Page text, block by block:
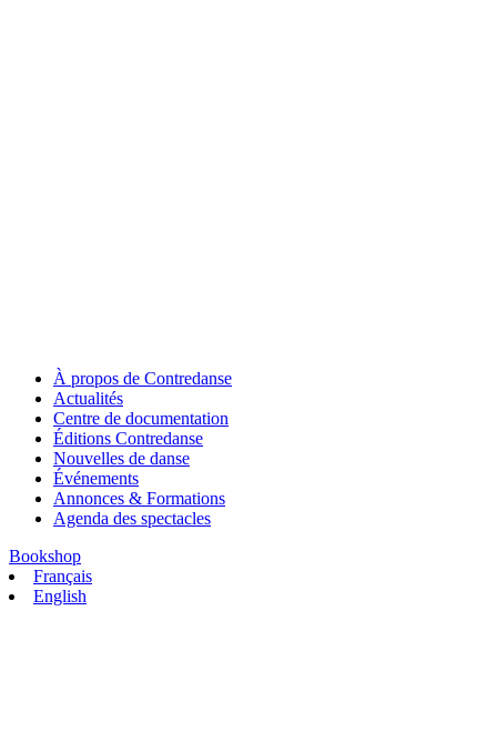
À propos de Contredanse
Actualités
Centre de documentation
Éditions Contredanse
Nouvelles de danse
Événements
Annonces & Formations
Agenda des spectacles
Bookshop
Français
English